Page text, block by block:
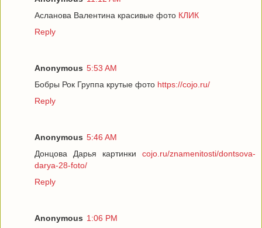
Асланова Валентина красивые фото КЛИК
Reply
Anonymous 5:53 AM
Бобры Рок Группа крутые фото https://cojo.ru/
Reply
Anonymous 5:46 AM
Донцова Дарья картинки cojo.ru/znamenitosti/dontsova-
darya-28-foto/
Reply
Anonymous 1:06 PM